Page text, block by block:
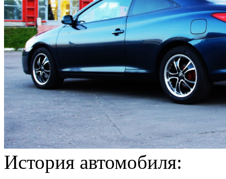
История автомобиля: